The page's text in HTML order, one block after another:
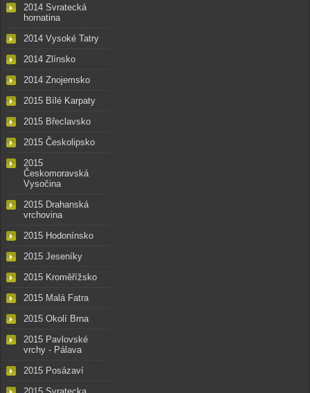
2014 Svratecká
hornatina
2014 Vysoké Tatry
2014 Zlínsko
2014 Znojemsko
2015 Bílé Karpaty
2015 Břeclavsko
2015 Českolipsko
2015
Českomoravská
Vysočina
2015 Drahanská
vrchovina
2015 Hodonínsko
2015 Jeseníky
2015 Kroměřížsko
2015 Malá Fatra
2015 Okolí Brna
2015 Pavlovské
vrchy - Pálava
2015 Posázaví